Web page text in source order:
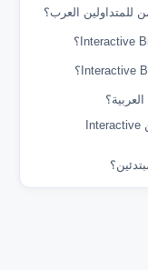
كم تستغرق عملية سحب الأموال من Interactive